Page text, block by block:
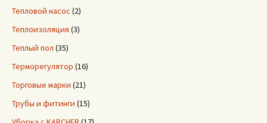
Тепловой насос (2)
Теплоизоляция (3)
Теплый пол (35)
Терморегулятор (16)
Торговые марки (21)
Трубы и фитинги (15)